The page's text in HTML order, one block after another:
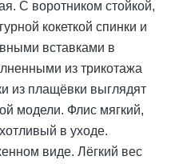
С воротником стойкой,
кокеткой спинки и
вставками в
из трикотажа
из плащёвки выглядят
модели. Флис мягкий,
в уходе.
виде. Лёгкий вес